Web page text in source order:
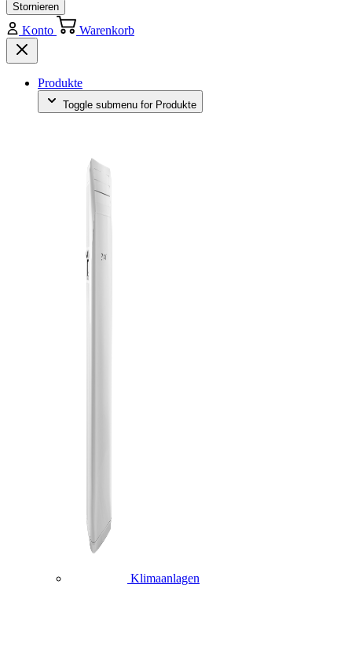
Stornieren
Konto Warenkorb
Produkte
Toggle submenu for Produkte
Klimaanlagen